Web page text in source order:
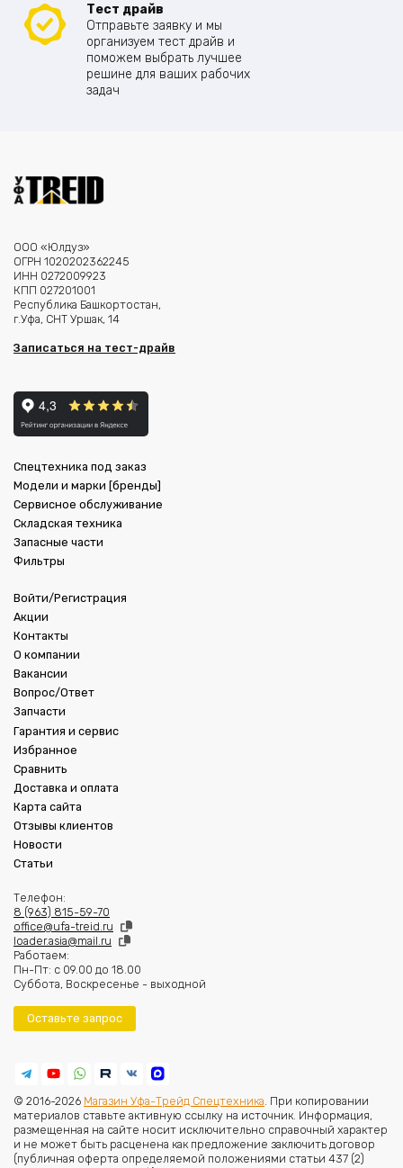
Тест драйв
Отправьте заявку и мы
организуем тест драйв и
поможем выбрать лучшее
решине для ваших рабочих
задач
ООО «Юлдуз»
ОГРН 1020202362245
ИНН 0272009923
КПП 027201001
Республика Башкортостан,
г.Уфа, СНТ Уршак, 14
Записаться на тест-драйв
Спецтехника под заказ
Модели и марки [бренды]
Сервисное обслуживание
Складская техника
Запасные части
Фильтры
Войти/Регистрация
Акции
Контакты
О компании
Вакансии
Вопрос/Ответ
Запчасти
Гарантия и сервис
Избранное
Сравнить
Доставка и оплата
Карта сайта
Отзывы клиентов
Новости
Статьи
Телефон:
8 (963) 815-59-70
office@ufa-treid.ru
loader.asia@mail.ru
Работаем:
Пн-Пт: с 09.00 до 18.00
Суббота, Воскресенье - выходной
Оставьте запрос
© 2016-2026 Магазин Уфа-Трейд Спецтехника. При копировании
материалов ставьте активную ссылку на источник. Информация,
размещенная на сайте носит исключительно справочный характер
и не может быть расценена как предложение заключить договор
(публичная оферта определяемой положениями статьи 437 (2)